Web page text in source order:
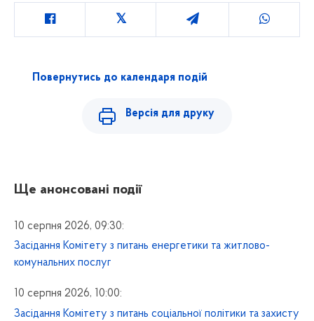
Повернутись до календаря подій
Версія для друку
Ще анонсовані події
10 серпня 2026, 09:30:
Засідання Комітету з питань енергетики та житлово-
комунальних послуг
10 серпня 2026, 10:00:
Засідання Комітету з питань соціальної політики та захисту